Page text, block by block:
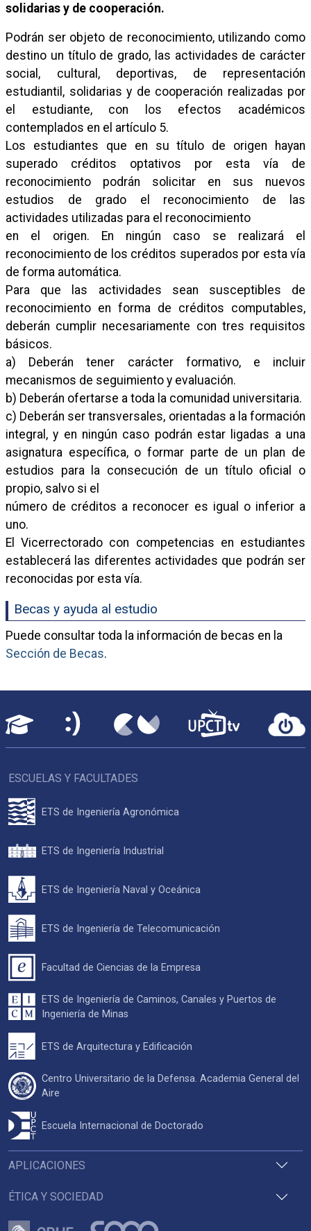
solidarias y de cooperación.
Podrán ser objeto de reconocimiento, utilizando como
destino un título de grado, las actividades de carácter
social, cultural, deportivas, de representación
estudiantil, solidarias y de cooperación realizadas por
el estudiante, con los efectos académicos
contemplados en el artículo 5.
Los estudiantes que en su título de origen hayan
superado créditos optativos por esta vía de
reconocimiento podrán solicitar en sus nuevos
estudios de grado el reconocimiento de las
actividades utilizadas para el reconocimiento
en el origen. En ningún caso se realizará el
reconocimiento de los créditos superados por esta vía
de forma automática.
Para que las actividades sean susceptibles de
reconocimiento en forma de créditos computables,
deberán cumplir necesariamente con tres requisitos
básicos.
a) Deberán tener carácter formativo, e incluir
mecanismos de seguimiento y evaluación.
b) Deberán ofertarse a toda la comunidad universitaria.
c) Deberán ser transversales, orientadas a la formación
integral, y en ningún caso podrán estar ligadas a una
asignatura específica, o formar parte de un plan de
estudios para la consecución de un título oficial o
propio, salvo si el
número de créditos a reconocer es igual o inferior a
uno.
El Vicerrectorado con competencias en estudiantes
establecerá las diferentes actividades que podrán ser
reconocidas por esta vía.
Becas y ayuda al estudio
Puede consultar toda la información de becas en la
Sección de Becas.
APLICACIONES
ÉTICA Y SOCIEDAD
ESCUELAS Y FACULTADES
ETS de Ingeniería Agronómica
ETS de Ingeniería Industrial
ETS de Ingeniería Naval y Oceánica
ETS de Ingeniería de Telecomunicación
Facultad de Ciencias de la Empresa
ETS de Ingeniería de Caminos, Canales y Puertos de
Ingeniería de Minas
ETS de Arquitectura y Edificación
Centro Universitario de la Defensa. Academia General del
Aire
Escuela Internacional de Doctorado